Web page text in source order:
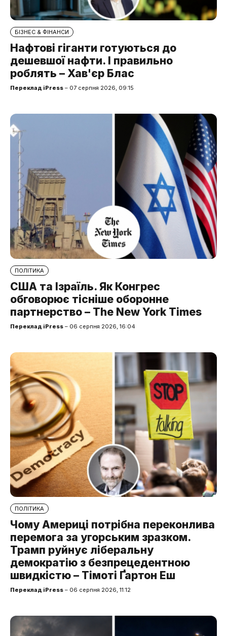
БІЗНЕС & ФІНАНСИ
Нафтові гіганти готуються до
дешевшої нафти. І правильно
роблять – Хав'єр Блас
Переклад iPress – 07 серпня 2026, 09:15
ПОЛІТИКА
США та Ізраїль. Як Конгрес
обговорює тісніше оборонне
партнерство – The New York Times
Переклад iPress – 06 серпня 2026, 16:04
ПОЛІТИКА
Чому Америці потрібна переконлива
перемога за угорським зразком.
Трамп руйнує ліберальну
демократію з безпрецедентною
швидкістю – Тімоті Ґартон Еш
Переклад iPress – 06 серпня 2026, 11:12